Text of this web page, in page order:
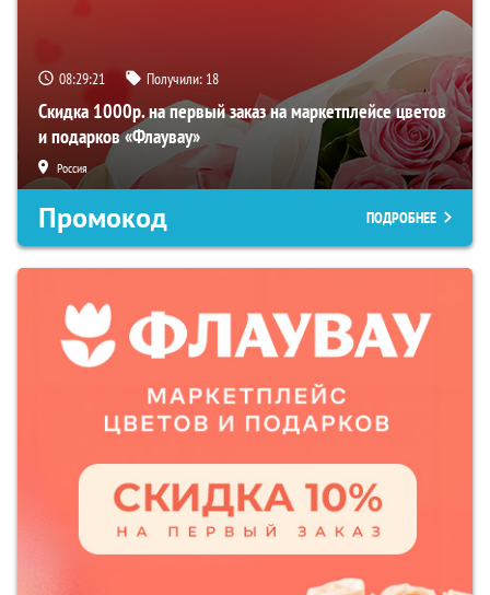
08:29:20 Получили: 18
Скидка 1000р. на первый заказ на маркетплейсе цветов
и подарков «Флаувау»
Россия
Промокод ПОДРОБНЕЕ